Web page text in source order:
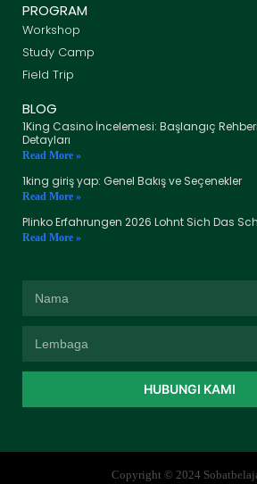
PROGRAM
Workshop
Study Camp
Field Trip
BLOG
1King Casino İncelemesi: Başlangıç
Detayları
Read More »
1king giriş yap: Genel Bakış ve Seçenekler
Read More »
Plinko Erfahrungen 2026 Lohnt Sich Das
Read More »
HUBUNGI KAMI
Copyright © 2024